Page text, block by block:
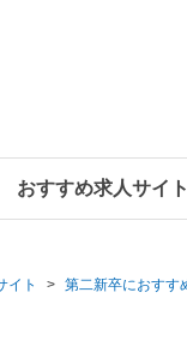
おすすめ求人サイト
イト 第二新卒におすす